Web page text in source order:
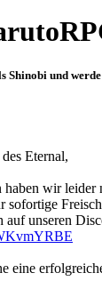
Shinobi und
Eternal,
haben wir leider
sofortige
auf unseren
eine